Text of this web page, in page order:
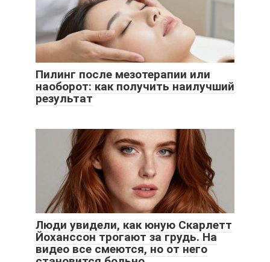
Пилинг после мезотерапии или
наоборот: как получить наилучший
результат
Люди увидели, как юную Скарлетт
Йоханссон трогают за грудь. На
видео все смеются, но от него